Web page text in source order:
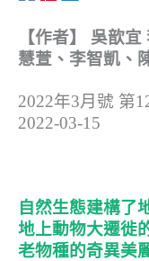
【作者】 吳歆
慧萱、李智凱、
2022年3月號 第
2022-03-15
自然生態建構了
地上動物大遷徙
老物種的奇異美